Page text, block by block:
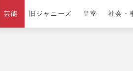
芸能 旧ジャニーズ 皇室 社会・